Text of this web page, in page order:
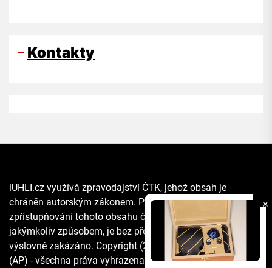
Kontakty
✕
iUHLI.cz využívá zpravodajství ČTK, jehož obsah je
chráněn autorským zákonem. Přepis, šíření či další
zpřístupňování tohoto obsahu či jeho části veřejnosti, a to
jakýmkoliv způsobem, je bez předchozího souhlasu ČTK
výslovně zakázáno. Copyright (2021) The Associated Press
(AP) - všechna práva vyhrazena. Materiály agentury AP